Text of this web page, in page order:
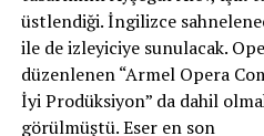
üstlendiği. İngilizce
ile de izleyiciye sunulacak.
düzenlenen “Armel Opera
İyi Prodüksiyon” da dahil
görülmüştü. Eser en son